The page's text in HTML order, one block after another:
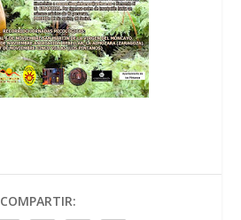
COMPARTIR: